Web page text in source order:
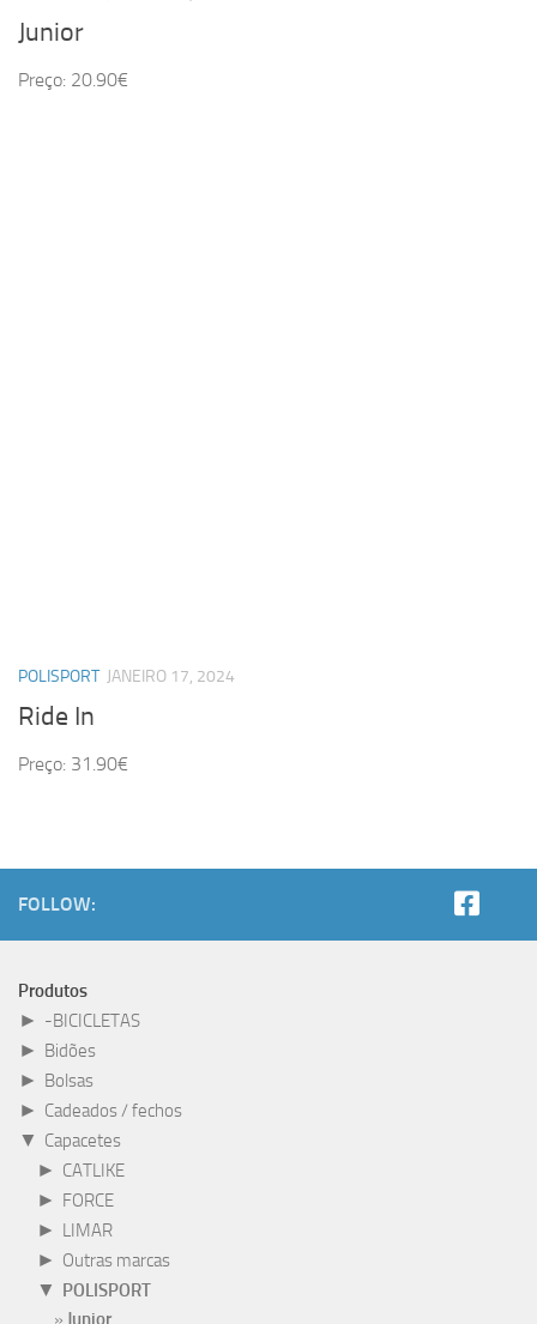
Junior
Preço: 20.90€
POLISPORT JANEIRO 17, 2024
Ride In
Preço: 31.90€
FOLLOW:
Produtos
► -BICICLETAS
► Bidões
► Bolsas
► Cadeados / fechos
▼ Capacetes
► CATLIKE
► FORCE
► LIMAR
► Outras marcas
▼ POLISPORT
Junior